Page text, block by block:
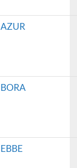
AZUR
BORA
EBBE